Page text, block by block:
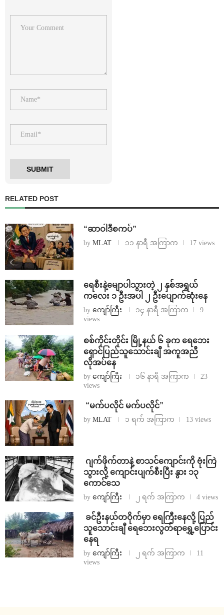
RELATED POST
“ဆာဝါဒီစကပ်”
by MLAT ၁၁ နာရီ အကြာက 17 views
ရေစီးနဲ့မျောပါသွားတဲ့ ၂ နှစ်အရွယ်
ကလေး ၁ ဦးအပါ ၂ ဦးပျောက်ဆုံးနေ
by ကျော်ကြီး ၁၄ နာရီ အကြာက
9
views
စစ်ကိုင်းတိုင်း မြို့နယ် ၆ ခုက ရေဘေး
ရှောင်ပြည်သူသောင်းချီ အကူအညီ
လိုအပ်နေ
by ကျော်ကြီး ၁၆ နာရီ အကြာက
23
views
⁨ ⁨“မက်ပလိုင် မက်ပလိုင်”
by MLAT ၁ ရက် အကြာက 13 views
⁨⁩ ⁨ဂျက်ဖိုက်တာနဲ့ စာသင်ကျောင်းကို ဗုံးကြဲ
သွားလို့ ကျောင်းပျက်စီးပြီး နွား ၁၃
ကောင်သေ
by ကျော်ကြီး ၂ ရက် အကြာက 4 views
⁩ ⁨ခင်ဦးနယ်တဝိုက်မှာ ရေကြီးနေလို့ ပြည်
သူသောင်းချီ ရေဘေးလွတ်ရာရွှေ့ပြောင်း
နေရ
by ကျော်ကြီး ၂ ရက် အကြာက
11
views